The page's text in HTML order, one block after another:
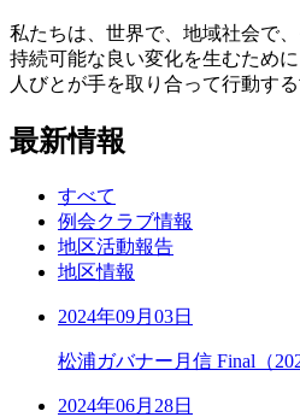
私たちは、世界で、地域社会で
持続可能な良い変化を生むために
人びとが手を取り合って行動す
最新情報
すべて
例会クラブ情報
地区活動報告
地区情報
2024年09月03日
松浦ガバナー月信 Final（
2024年06月28日